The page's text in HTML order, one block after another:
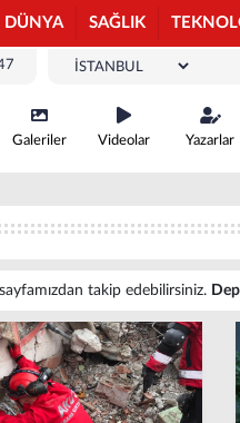
DÜNYA SAĞLIK
Galeriler Videolar Yazarlar
takip edebilirsiniz.